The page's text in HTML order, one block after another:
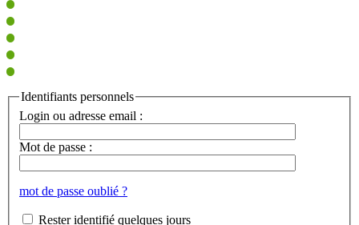
Identifiants personnels
Login ou adresse email :
Mot de passe :
mot de passe oublié ?
Rester identifié quelques jours